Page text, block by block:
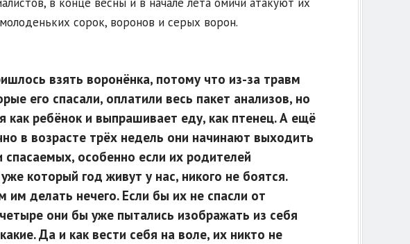
сорок, воронов и серых ворон.
взять воронёнка, потому что из-за травм
его спасали, оплатили весь пакет анализов, но
как ребёнок и выпрашивает еду, как птенец. А ещё
в возрасте трёх недель они начинают выходить
особенно если их родителей
который год живут у нас, никого не боятся.
им делать нечего. Если бы их не спасли от
они бы уже пытались изображать из себя
Да и как вести себя на воле, их никто не